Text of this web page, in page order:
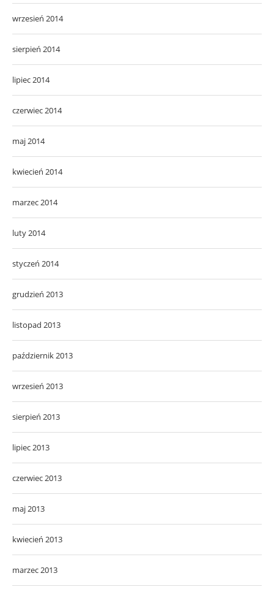
wrzesień 2014
sierpień 2014
lipiec 2014
czerwiec 2014
maj 2014
kwiecień 2014
marzec 2014
luty 2014
styczeń 2014
grudzień 2013
listopad 2013
październik 2013
wrzesień 2013
sierpień 2013
lipiec 2013
czerwiec 2013
maj 2013
kwiecień 2013
marzec 2013